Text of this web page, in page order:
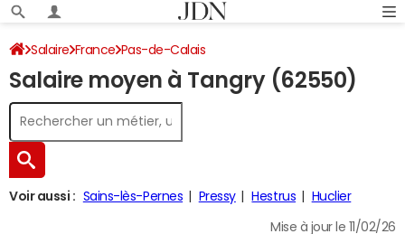
Salaire France Pas-de-Calais
Salaire moyen à Tangry (62550)
Voir aussi : Sains-lès-Pernes Pressy Hestrus Huclier
Mise à jour le 11/02/26